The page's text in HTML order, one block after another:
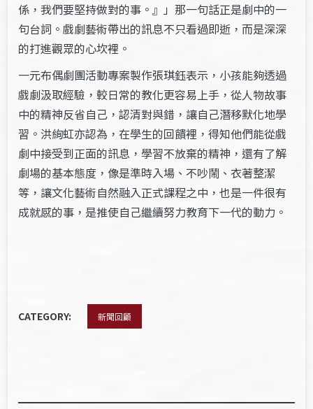
係，我們要堅持做對的事。』」那一句話正是劇中的一
句台詞。戲劇藝術帶出的訊息不只看過即逝，而是深深
的打進觀眾的心坎裡。
一元布偶劇團活動專案製作張琪鈺表示，小孩能夠透過
戲劇汲取經驗，較日常的教化更容易上手，從人物故事
中的精神反省自己，認清對與錯，讓自己潛移默化地學
習。洪絢虹亦認為，在學生的回饋裡，得知他們能從戲
劇中接受到正面的訊息，學習不放棄的精神，還有了解
劇場的基本態度，像是準時入場、不吵鬧、衣著整潔
等，讓文化藝術自然融入正式課程之中，也是一件很有
成就感的事，是推使自己繼續努力教育下一代的動力。
CATEGORY: 新聞回顧